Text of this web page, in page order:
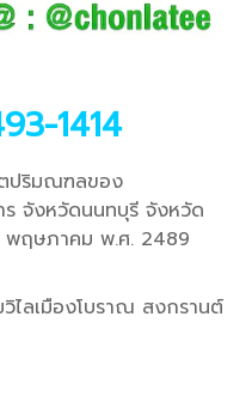
1414
ตปริมณฑลของ
จังหวัดนนทบุรี จังหวัด
พฤษภาคม พ.ศ. 2489
ไลเมืองโบราณ สงกรานต์